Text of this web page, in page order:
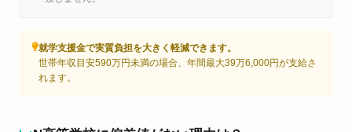
就学支援金で実質負担を大きく軽減できます。
世帯年収目安590万円未満の場合、年間最大39万6,000円が支給さ
れます。